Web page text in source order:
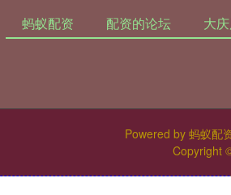
蚂蚁配资 配资的论坛 大
Powered by 蚂蚁配
Copyright